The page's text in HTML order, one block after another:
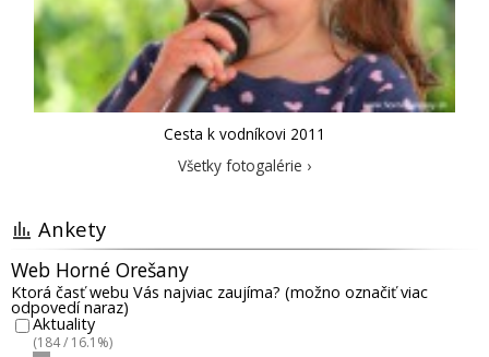
Cesta k vodníkovi 2011
Všetky fotogalérie ›
Ankety
Web Horné Orešany
Ktorá časť webu Vás najviac zaujíma? (možno označiť viac
odpovedí naraz)
Aktuality
(184 / 16.1%)